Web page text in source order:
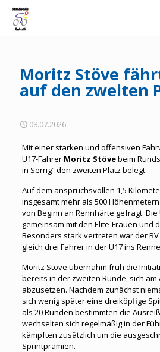
Moritz Stöve
auf den zweiten
08.07.2026
Mit einer starken und offensiven
U17-Fahrer Moritz Stövebeim
in Serrig“ den zweiten Platz belegt.
Auf dem anspruchsvollen 1,5
insgesamt mehr als 500
von Beginn an Rennhärte gefragt. Die
gemeinsam mit den Elite-Frauen und
Besonders stark vertreten war der
gleich drei Fahrer in der U17 ins
Moritz Stöve übernahm früh die
bereits in der zweiten Runde, sich am
abzusetzen. Nachdem zunächst
sich wenig später eine dreiköpfige
als 20 Runden bestimmten die
wechselten sich regelmäßig in der
kämpften zusätzlich um die
Sprintprämien.